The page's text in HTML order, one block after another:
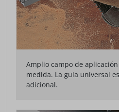
Amplio campo de
medida. La guía universal
adicional.